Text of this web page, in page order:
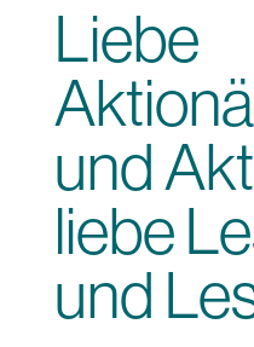
Liebe
und
liebe
und